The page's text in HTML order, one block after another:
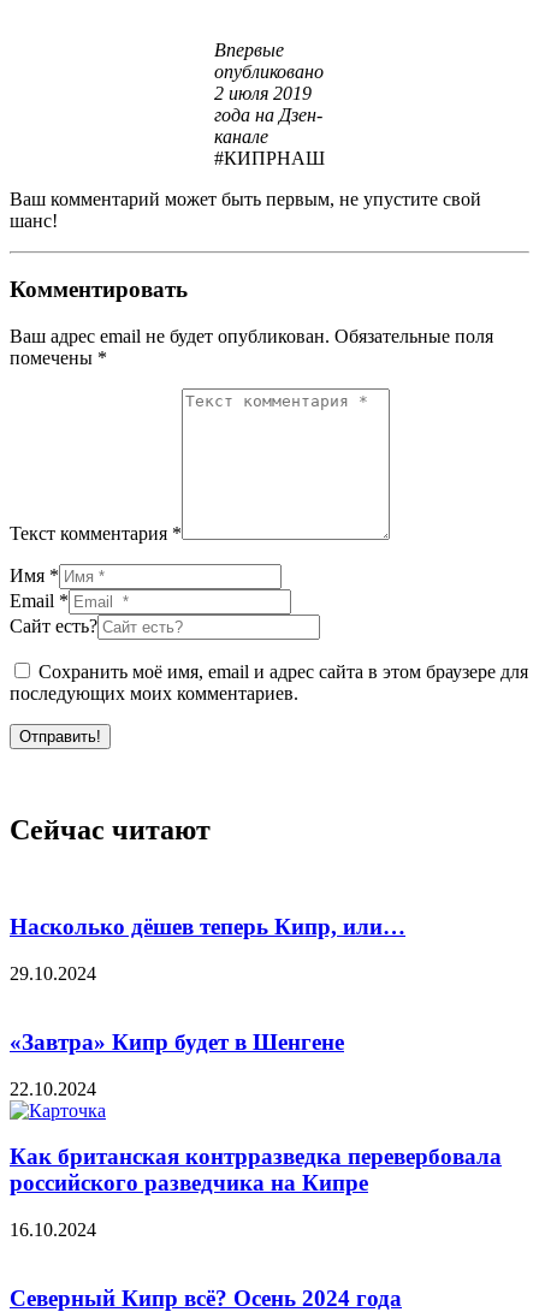
Впервые
опубликовано
2 июля 2019
года на Дзен-
канале
#КИПРНАШ
Ваш комментарий может быть первым, не упустите свой
шанс!
Комментировать
Ваш адрес email не будет опубликован. Обязательные поля
помечены *
Текст комментария *
Имя *
Email *
Сайт есть?
Сохранить моё имя, email и адрес сайта в этом браузере для
последующих моих комментариев.
Отправить!
Сейчас читают
Насколько дёшев теперь Кипр, или…
29.10.2024
«Завтра» Кипр будет в Шенгене
22.10.2024
Как британская контрразведка перевербовала
российского разведчика на Кипре
16.10.2024
Северный Кипр всё? Осень 2024 года